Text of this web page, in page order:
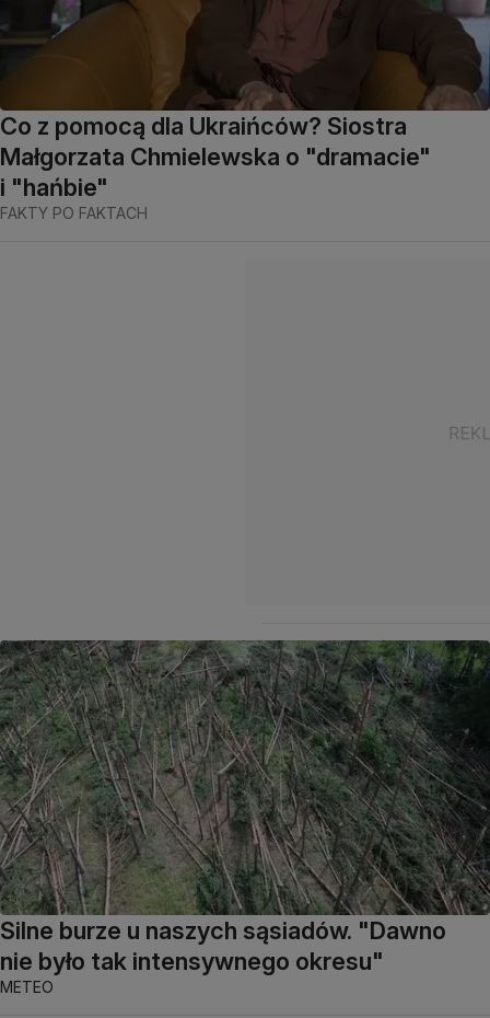
Co z pomocą dla Ukraińców? Siostra
Małgorzata Chmielewska o "dramacie"
i "hańbie"
FAKTY PO FAKTACH
Silne burze u naszych sąsiadów. "Dawno
nie było tak intensywnego okresu"
METEO